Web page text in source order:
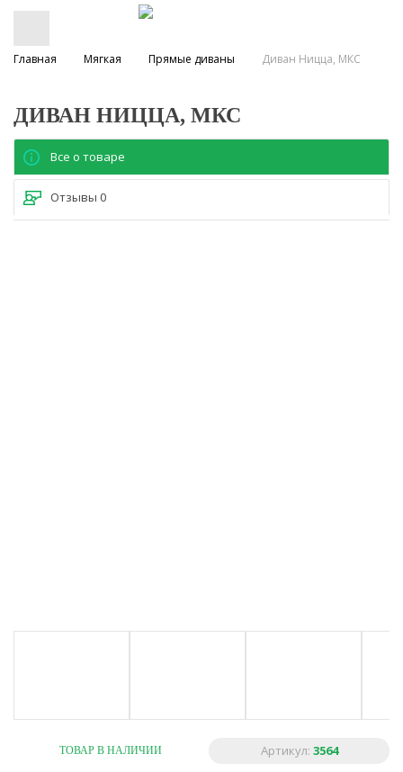
Главная Мягкая Прямые диваны Диван Ницца, МКС
ДИВАН НИЦЦА, МКС
Все о товаре
Отзывы 0
ТОВАР В НАЛИЧИИ Артикул: 3564